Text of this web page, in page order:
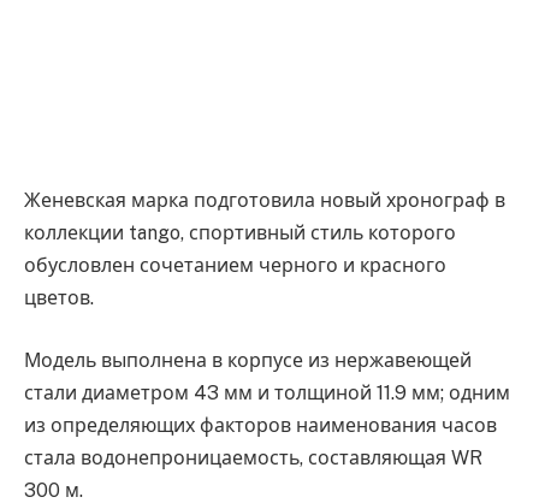
Женевская марка подготовила новый хронограф в
коллекции tango, спортивный стиль которого
обусловлен сочетанием черного и красного
цветов.
Модель выполнена в корпусе из нержавеющей
стали диаметром 43 мм и толщиной 11.9 мм; одним
из определяющих факторов наименования часов
стала водонепроницаемость, составляющая WR
300 м.